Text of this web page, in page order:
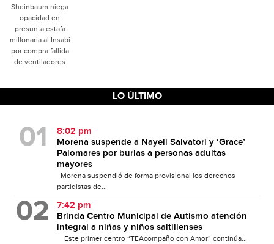
Sheinbaum niega
opacidad en
presunta estafa
millonaria al Insabi
por compra fallida
de ventiladores
LO ÚLTIMO
8:02 pm
Morena suspende a Nayeli Salvatori y ‘Grace’
Palomares por burlas a personas adultas
mayores
Morena suspendió de forma provisional los derechos
partidistas de...
7:42 pm
Brinda Centro Municipal de Autismo atención
integral a niñas y niños saltillenses
Este primer centro “TEAcompaño con Amor” continúa...